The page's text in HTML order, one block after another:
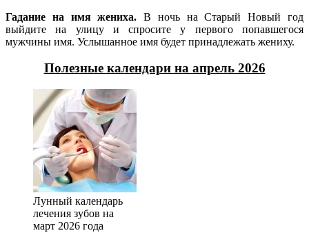
Гадание на имя жениха. В ночь на Старый Новый год
выйдите на улицу и спросите у первого попавшегося
мужчины имя. Услышанное имя будет принадлежать жениху.
Полезные календари на апрель 2026
Лунный календарь
лечения зубов на
март 2026 года